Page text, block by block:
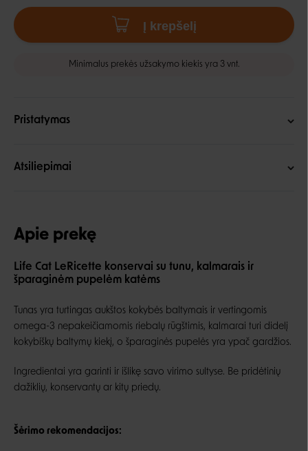
Į krepšelį
Minimalus prekės užsakymo kiekis yra 3 vnt.
Pristatymas
Atsiliepimai
Apie prekę
Life Cat LeRicette konservai su tunu, kalmarais ir
šparaginėm pupelėm katėms
Tunas yra turtingas aukštos kokybės baltymais ir vertingomis
omega-3 nepakeičiamomis riebalų rūgštimis, kalmarai turi didelį
kokybiškų baltymų kiekį, o šparaginės pupelės yra ypač gardžios.
Ingredientai yra garinti ir išlikę savo virimo sultyse. Be pridėtinių
dažiklių, konservantų ar kitų priedų.
Šėrimo rekomendacijos: